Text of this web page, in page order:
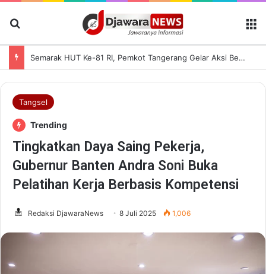
Tangsel
Trending
Tingkatkan Daya Saing Pekerja,
Gubernur Banten Andra Soni Buka
Pelatihan Kerja Berbasis Kompetensi
Redaksi DjawaraNews 8 Juli 2025 1,006